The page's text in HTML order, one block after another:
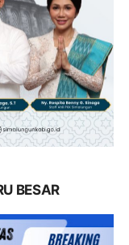
BESAR